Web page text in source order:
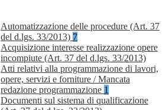
Automatizzazione delle procedure (Art. 37
del d.lgs. 33/2013) 7
Acquisizione interesse realizzazione opere
incompiute (Art. 37 del d.lgs. 33/2013)
Atti relativi alla programmazione di lavori,
opere, servizi e forniture / Mancata
redazione programmazione 1
Documenti sul sistema di qualificazione